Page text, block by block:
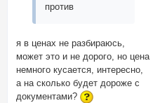
против
я в ценах не разбираюсь,
может это и не дорого, но цена
немного кусается, интересно,
а на сколько будет дороже с
документами?